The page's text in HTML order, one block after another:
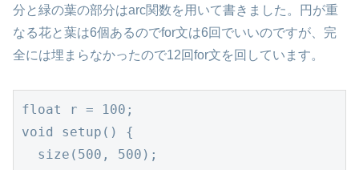
分と緑の葉の部分はarc関数を用いて書きました。円が重
なる花と葉は6個あるのでfor文は6回でいいのですが、完
全には埋まらなかったので12回for文を回しています。
float r = 100;
void setup() {
  size(500, 500);